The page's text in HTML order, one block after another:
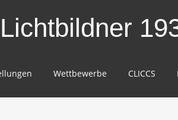
Wettbewerbe CLICCS